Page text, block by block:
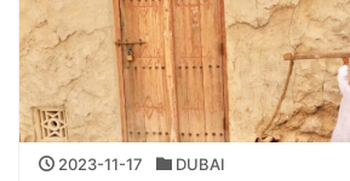
2023-11-17 DUBAI